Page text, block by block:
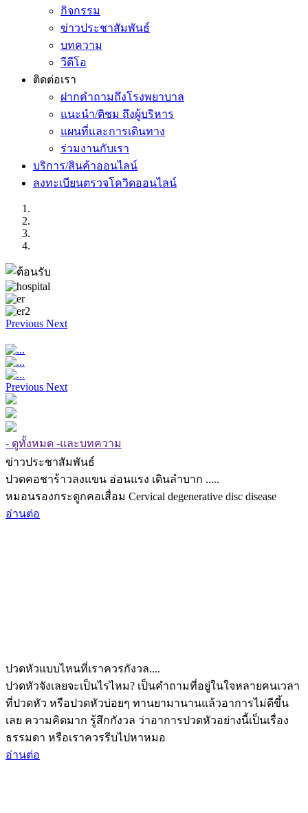
กิจกรรม
ข่าวประชาสัมพันธ์
บทความ
วีดีโอ
ติดต่อเรา
ฝากคำถามถึงโรงพยาบาล
แนะนำ/ติชม ถึงผู้บริหาร
แผนที่และการเดินทาง
ร่วมงานกับเรา
บริการ/สินค้าออนไลน์
ลงทะเบียนตรวจโควิดออนไลน์
Previous Next
Previous Next
- ดูทั้งหมด -และบทความ
ข่าวประชาสัมพันธ์
ปวดคอชาร้าวลงแขน อ่อนแรง เดินลำบาก .....
หมอนรองกระดูกคอเสื่อม Cervical degenerative disc disease
อ่านต่อ
ปวดหัวแบบไหนที่เราควรกังวล....
ปวดหัวจังเลยจะเป็นไรไหม? เป็นคำถามที่อยู่ในใจหลายคนเวลา
ที่ปวดหัว หรือปวดหัวบ่อยๆ ทานยามานานแล้วอาการไม่ดีขึ้น
เลย ความคิดมาก รู้สึกกังวล ว่าอาการปวดหัวอย่างนี้เป็นเรื่อง
ธรรมดา หรือเราควรรีบไปหาหมอ
อ่านต่อ